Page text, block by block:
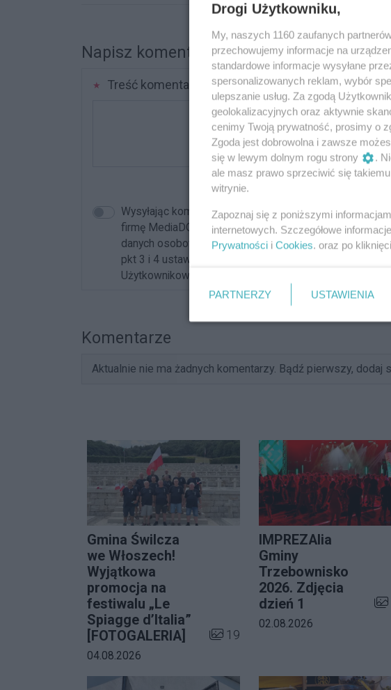
Napisz komentarz
Treść komentarza
Wysyłając komentarz akceptujesz regulamin serwisu
firmę MediaDOM z siedzibą w mieście Rzeszowie.
danych osobowych dla celów związanych z
pkt 3 i 4 ustawy o ochronie danych osobowych, podanie
Użytkownikowi przysługuje prawo dostępu do treści
Komentarze
Aktualnie nie ma żadnych komentarzy. Bądź pierwszy, dodaj
Gmina Świlcza
we Włoszech!
Wyjątkowa
promocja na
festiwalu „Le
Spiagge d’Italia”
[FOTOGALERIA]
Liczba zdjęć w galerii:
19
Data dodania galerii:
04.08.2026
IMPREZAlia
Gminy
Trzebownisko
2026. Zdjęcia
dzień 1
Data dodania galerii:
02.08.2026
Drogi Użytkowniku,
My, naszych 1160 zaufanych
przechowujemy informacje na
standardowe informacje wysyłane
spersonalizowanych reklam, wybór
ulepszanie usług. Za zgodą
geolokalizacyjnych oraz aktywnie
cenimy Twoją prywatność, prosimy o
Zgoda jest dobrowolna i zawsze
się w lewym dolnym rogu strony
.
ale masz prawo sprzeciwić się
witrynie.
Zapoznaj się z poniższymi
internetowych. Szczegółowe
Prywatności i Cookies. oraz po
PARTNERZY USTAWIENIA